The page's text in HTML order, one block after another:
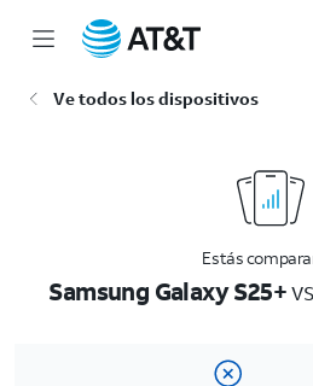
Ve todos los dispositivos
Estás
Samsung Galaxy S25+vs